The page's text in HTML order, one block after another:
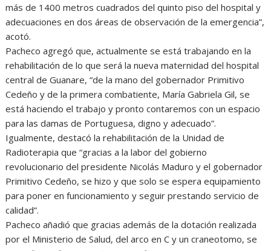
más de 1400 metros cuadrados del quinto piso del hospital y
adecuaciones en dos áreas de observación de la emergencia”,
acotó.
Pacheco agregó que, actualmente se está trabajando en la
rehabilitación de lo que será la nueva maternidad del hospital
central de Guanare, “de la mano del gobernador Primitivo
Cedeño y de la primera combatiente, María Gabriela Gil, se
está haciendo el trabajo y pronto contaremos con un espacio
para las damas de Portuguesa, digno y adecuado”.
Igualmente, destacó la rehabilitación de la Unidad de
Radioterapia que “gracias a la labor del gobierno
revolucionario del presidente Nicolás Maduro y el gobernador
Primitivo Cedeño, se hizo y que solo se espera equipamiento
para poner en funcionamiento y seguir prestando servicio de
calidad”.
Pacheco añadió que gracias además de la dotación realizada
por el Ministerio de Salud, del arco en C y un craneotomo, se